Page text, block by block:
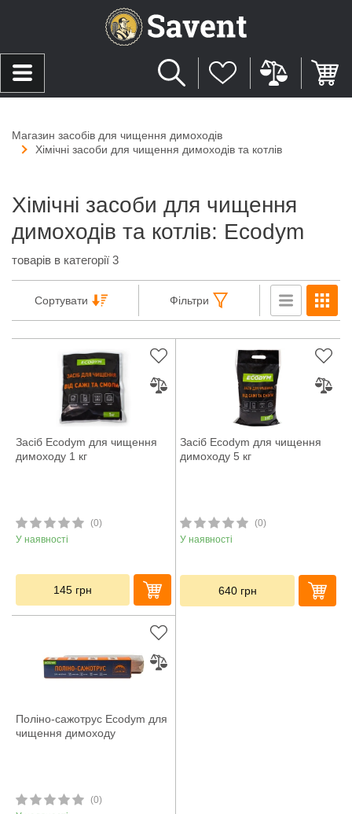
Магазин засобів для чищення димоходів
Хімічні засоби для чищення димоходів та котлів
Хімічні засоби для чищення
димоходів та котлів: Ecodym
товарів в категорії 3
Сортувати Фільтри
Засіб Ecodym для чищення
димоходу 1 кг
(0)
У наявності
145 грн
Засіб Ecodym для чищення
димоходу 5 кг
(0)
У наявності
640 грн
Поліно-сажотрус Ecodym для
чищення димоходу
(0)